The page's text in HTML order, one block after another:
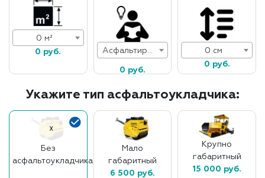
0 м²
0 руб.
0 руб.
0 см
0 руб.
Укажите тип асфальтоукладчика:
Без
асфальтоукладчика
Мало
габаритный
6 500 руб.
Крупно
габаритный
15 000 руб.